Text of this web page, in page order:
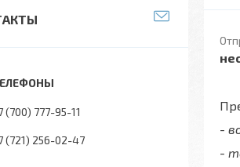
-
-
(700) 777-95-11
(721) 256-02-47